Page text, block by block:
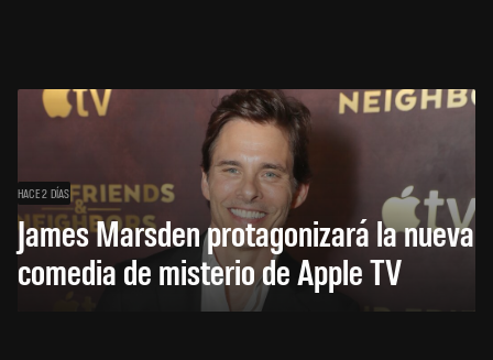
HACE 2 DÍAS
James Marsden protagonizará la nueva
comedia de misterio de Apple TV